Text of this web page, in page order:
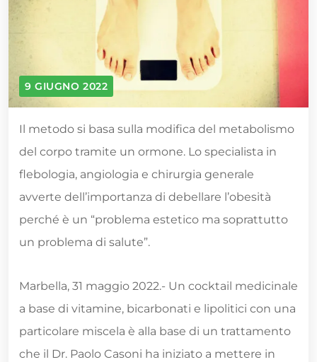
9 GIUGNO 2022
Il metodo si basa sulla modifica del metabolismo
del corpo tramite un ormone. Lo specialista in
flebologia, angiologia e chirurgia generale
avverte dell’importanza di debellare l’obesità
perché è un “problema estetico ma soprattutto
un problema di salute”.
Marbella, 31 maggio 2022.- Un cocktail medicinale
a base di vitamine, bicarbonati e lipolitici con una
particolare miscela è alla base di un trattamento
che il Dr. Paolo Casoni ha iniziato a mettere in